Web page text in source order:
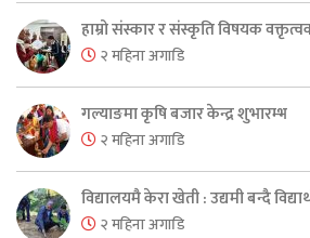
हाम्रो संस्कार र संस्कृति विषयक
२ महिना अगाडि
गल्याङमा कृषि बजार केन्द्र शुभारम्भ
२ महिना अगाडि
विद्यालयमै केरा खेती : उद्यमी बन्दै
२ महिना अगाडि